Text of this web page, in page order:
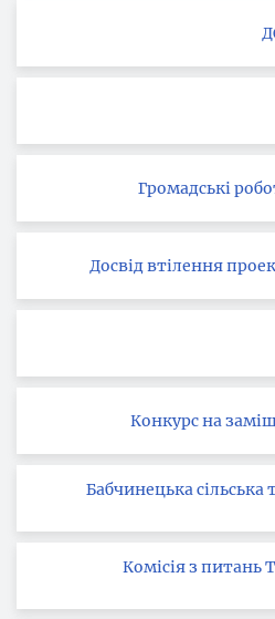
Громадські
Досвід втілення
Конкурс на
Бабчинецька сільська
Комісія з питань